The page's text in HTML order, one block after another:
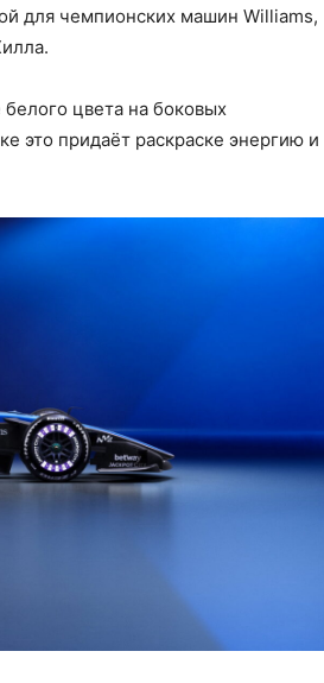
для чемпионских машин Williams,
цвета на боковых
это придаёт раскраске энергию и